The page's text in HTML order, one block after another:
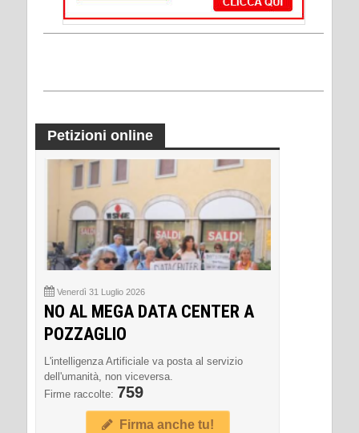
Petizioni online
Venerdì 31 Luglio 2026
NO AL MEGA DATA CENTER A
POZZAGLIO
L'intelligenza Artificiale va posta al servizio
dell'umanità, non viceversa.
Firme raccolte: 759
Firma anche tu!